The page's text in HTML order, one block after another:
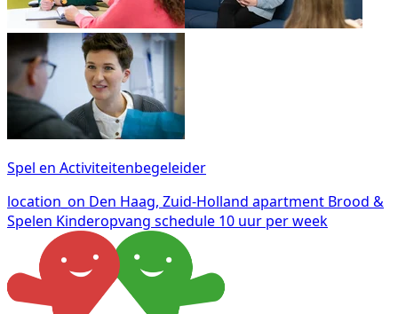
Spel en Activiteitenbegeleider
location_on Den Haag, Zuid-Holland apartment Brood &
Spelen Kinderopvang schedule 10 uur per week